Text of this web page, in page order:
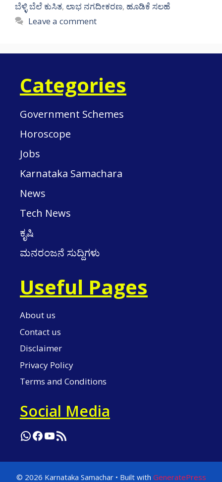
ಬೆಳ್ಳಿ ಬೆಲೆ ಕುಸಿತ, ಲಾಭ ನಗದೀಕರಣ, ಹೂಡಿಕೆ ಸಲಹೆ
Leave a comment
Categories
Government Schemes
Horoscope
Jobs
Karnataka Samachara
News
Tech News
ಕೃಷಿ
ಮನರಂಜನೆ ಸುದ್ದಿಗಳು
Useful Pages
About us
Contact us
Disclaimer
Privacy Policy
Terms and Conditions
Social Media
WhatsApp
Facebook
YouTube
RSS Feed
© 2026 Karnataka Samachar• Built with GeneratePress